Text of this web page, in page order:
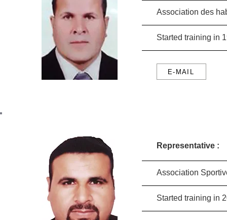
Association des
Started training in
E-MAIL
Representative :
Association
Started training in